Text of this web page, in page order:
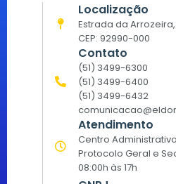
Localização
Estrada da Arrozeira,
CEP: 92990-000
Contato
(51) 3499-6300
(51) 3499-6400
(51) 3499-6432
Atendimento
Centro
Protocolo Geral e
08:00h às 17h